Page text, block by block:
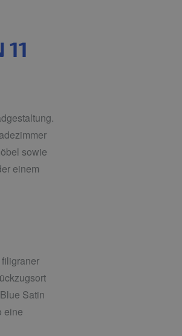
sowie
einem
Satin
eine